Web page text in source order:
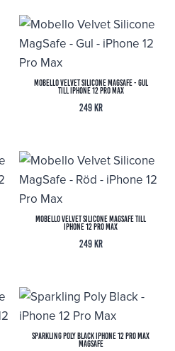
Mobello Velvet Silicone MagSafe - Gul
till iPhone 12 Pro Max
249 kr
Mobello Velvet Silicone MagSafe till
iPhone 12 Pro Max
249 kr
Sparkling Poly Black iPhone 12 Pro Max
MagSafe